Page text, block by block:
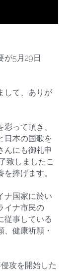
が5月29日
して、ありが
って頂き、
日本の国歌を
んにも御礼申
致しましたこ
捧げます。
ナ国家に於い
イナ市民の
従事している
健康祈願・
攻を開始した